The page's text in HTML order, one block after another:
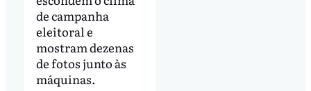
de campanha
eleitoral e
mostram dezenas
de fotos junto às
máquinas.